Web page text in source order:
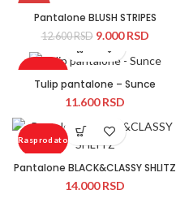
-29%
Novo
Pantalone BLUSH STRIPES
12.600RSD 9.000RSD
Rasprodato
Tulip pantalone – Sunce
11.600RSD
Rasprodato
Pantalone BLACK&CLASSY SHLITZ
14.000RSD